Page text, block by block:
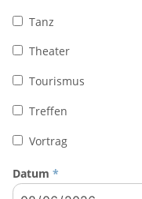
Tanz
Theater
Tourismus
Treffen
Vortrag
Datum *